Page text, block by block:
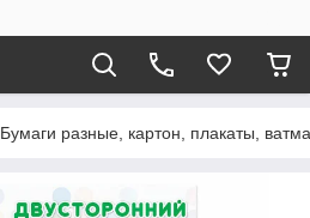
Бумаги разные, картон, плакаты,